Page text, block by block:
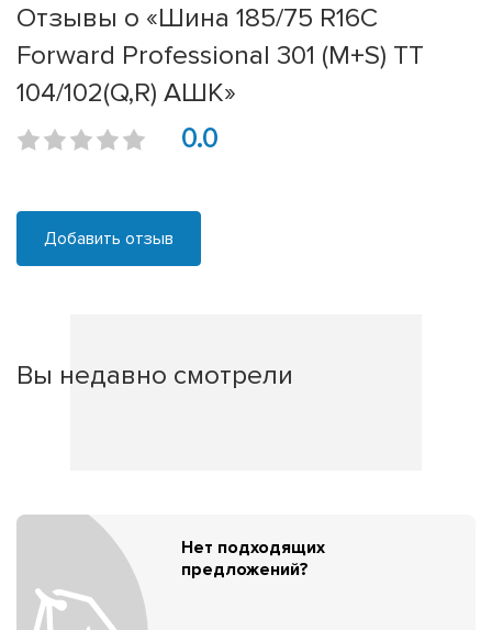
Отзывы о «Шина 185/75 R16C
Forward Professional 301 (M+S) TT
104/102(Q,R) АШК»
0.0
Добавить отзыв
Вы недавно смотрели
Нет подходящих
предложений?